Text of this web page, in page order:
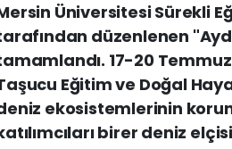
Üniversitesi Sürekli
düzenlenen
17-20
Eğitim ve Doğal
ekosistemlerinin
birer deniz